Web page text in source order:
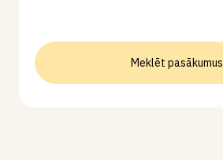
Meklēt pasākumus